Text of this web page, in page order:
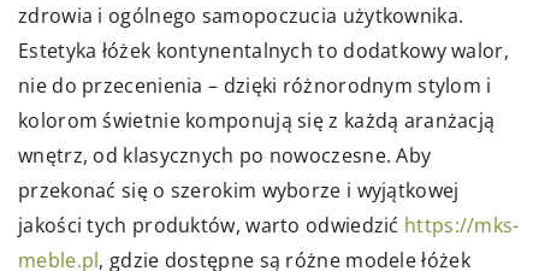
zdrowia i ogólnego samopoczucia użytkownika.
Estetyka łóżek kontynentalnych to dodatkowy walor,
nie do przecenienia – dzięki różnorodnym stylom i
kolorom świetnie komponują się z każdą aranżacją
wnętrz, od klasycznych po nowoczesne. Aby
przekonać się o szerokim wyborze i wyjątkowej
jakości tych produktów, warto odwiedzić https://mks-
meble.pl, gdzie dostępne są różne modele łóżek